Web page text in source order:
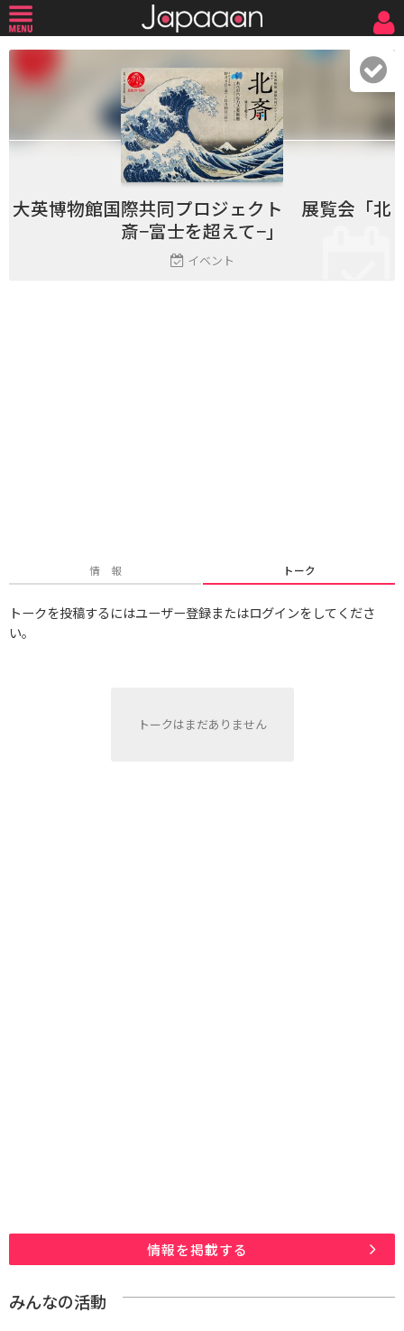
大英博物館国際共同プロジェクト 展覧会「北
斎−富士を超えて−」
イベント
情 報 トーク
トークを投稿するにはユーザー登録またはログインをしてくださ
い。
トークはまだありません
情報を掲載する
みんなの活動